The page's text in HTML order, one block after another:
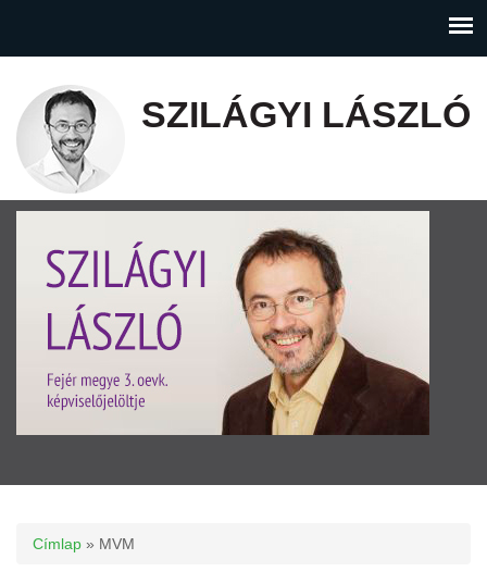
SZILÁGYI LÁSZLÓ
Jelenlegi hely
Címlap » MVM